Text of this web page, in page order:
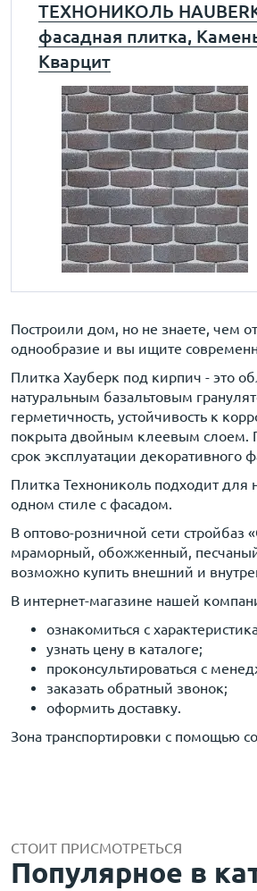
ТЕХНОНИКОЛЬ
фасадная плитка,
Кварцит
Построили дом, но не знаете, чем
однообразие и вы ищите
Плитка Хауберк под кирпич - это
натуральным базальтовым
герметичность, устойчивость к
покрыта двойным клеевым слоем.
срок эксплуатации декоративного
Плитка Технониколь подходит
одном стиле с фасадом.
В оптово-розничной сети
мраморный, обожженный, песчаный,
возможно купить внешний и
В интернет-магазине нашей
ознакомиться с
узнать цену в каталоге;
проконсультироваться с
заказать обратный звонок;
оформить доставку.
Зона транспортировки с помощью
СТОИТ ПРИСМОТРЕТЬСЯ
Популярное в